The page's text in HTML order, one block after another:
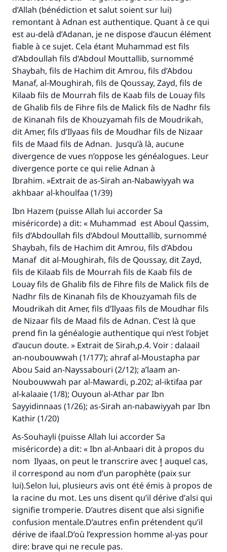
d’Allah (bénédiction et salut soient sur lui)
remontant à Adnan est authentique. Quant à ce qui
est au-delà d’Adanan, je ne dispose d’aucun élément
fiable à ce sujet. Cela étant Muhammad est fils
d’Abdoullah fils d’Abdoul Mouttallib, surnommé
Shaybah, fils de Hachim dit Amrou, fils d’Abdou
Manaf, al-Moughirah, fils de Qoussay, Zayd, fils de
Kilaab fils de Mourrah fils de Kaab fils de Louay fils
de Ghalib fils de Fihre fils de Malick fils de Nadhr fils
de Kinanah fils de Khouzyamah fils de Moudrikah,
dit Amer, fils d’Ilyaas fils de Moudhar fils de Nizaar
fils de Maad fils de Adnan. Jusqu’à là, aucune
divergence de vues n’oppose les généalogues. Leur
divergence porte ce qui relie Adnan à
Ibrahim. »Extrait deas-Sirah an-Nabawiyyah wa
akhbaar al-khoulfaa (1/39)
Ibn Hazem (puisse Allah lui accorder Sa
miséricorde) a dit: « Muhammad est Aboul Qassim,
fils d’Abdoullah fils d’Abdoul Mouttallib, surnommé
Shaybah, fils de Hachim dit Amrou, fils d’Abdou
Manaf dit al-Moughirah, fils de Qoussay, dit Zayd,
fils de Kilaab fils de Mourrah fils de Kaab fils de
Louay fils de Ghalib fils de Fihre fils de Malick fils de
Nadhr fils de Kinanah fils de Khouzyamah fils de
Moudrikah dit Amer, fils d’Ilyaas fils de Moudhar fils
de Nizaar fils de Maad fils de Adnan. C’est là que
prend fin la généalogie authentique qui n’est l’objet
d’aucun doute. » Extrait deSirah,p.4. Voir : dalaail
an-noubouwwah (1/177); ahraf al-Moustapha par
Abou Said an-Nayssabouri (2/12); a’laam an-
Noubouwwah par al-Mawardi, p.202; al-iktifaa par
al-kalaaie (1/8); Ouyoun al-Athar par Ibn
Sayyidinnaas (1/26); as-Sirah an-nabawiyyah par Ibn
Kathir (1/20)
As-Souhayli (puisse Allah lui accorder Sa
miséricorde) a dit: « Ibn al-Anbaari dit à propos du
nom Ilyaas, on peut le transcrire avec إ auquel cas,
il correspond au nom d’un parophète (paix sur
lui).Selon lui, plusieurs avis ont été émis à propos de
la racine du mot. Les uns disent qu’il dérive d’alsi qui
signifie tromperie. D’autres disent quealsi signifie
confusion mentale.D’autres enfin prétendent qu’il
dérive de ifaal.D’où l’expression homme al-yas pour
dire: brave qui ne recule pas.
Le Messager d'Allah (Paix sur lui) a dit:
"Celui qui indique une bonne action obtient la
même récompense que celui qui le fait."
(MOUSLIM 1893)
Soutenez IslamQA